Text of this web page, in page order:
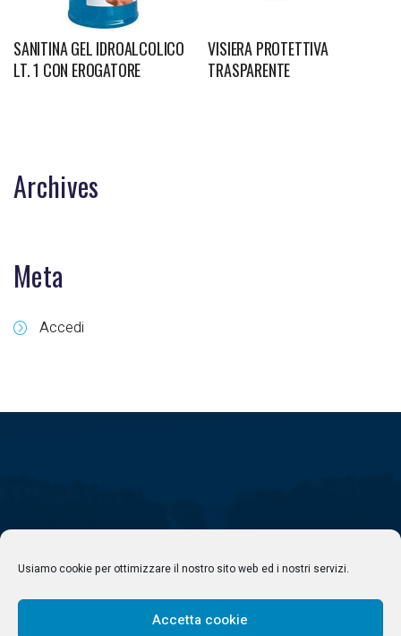
Usiamo cookie per ottimizzare il nostro sito web ed i nostri servizi.
Accetta cookie
SANITINA GEL IDROALCOLICO
LT. 1 CON EROGATORE
VISIERA PROTETTIVA
TRASPARENTE
Archives
Meta
Accedi